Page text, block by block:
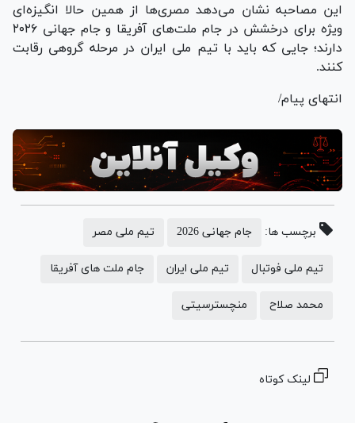
این مصاحبه نشان می‌دهد مصری‌ها از همین حالا انگیزه‌ای
ویژه برای درخشش در جام ملت‌های آفریقا و جام جهانی ۲۰۲۶
دارند؛ جایی که باید با تیم ملی ایران در مرحله گروهی رقابت
کنند.
انتهای پیام/
برچسب ها: جام جهانی 2026 تیم ملی مصر
تیم ملی فوتبال تیم ملی ایران جام ملت های آفریقا
محمد صلاح منچسترسیتی
لینک کوتاه